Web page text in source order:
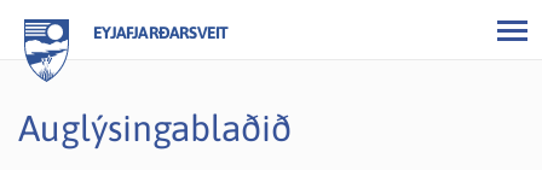
EYJAFJARÐARSVEIT
Auglýsingablaðið